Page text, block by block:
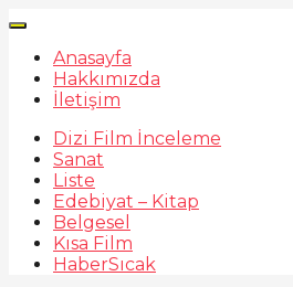
Anasayfa
Hakkımızda
İletişim
Dizi Film İnceleme
Sanat
Liste
Edebiyat – Kitap
Belgesel
Kısa Film
HaberSıcak